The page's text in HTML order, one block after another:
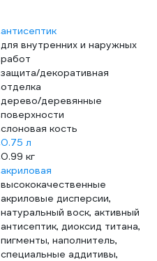
антисептик
для внутренних и наружных
работ
защита/декоративная
отделка
дерево/деревянные
поверхности
слоновая кость
0.75 л
0.99 кг
акриловая
высококачественные
акриловые дисперсии,
натуральный воск, активный
антисептик, диоксид титана,
пигменты, наполнитель,
специальные аддитивы,